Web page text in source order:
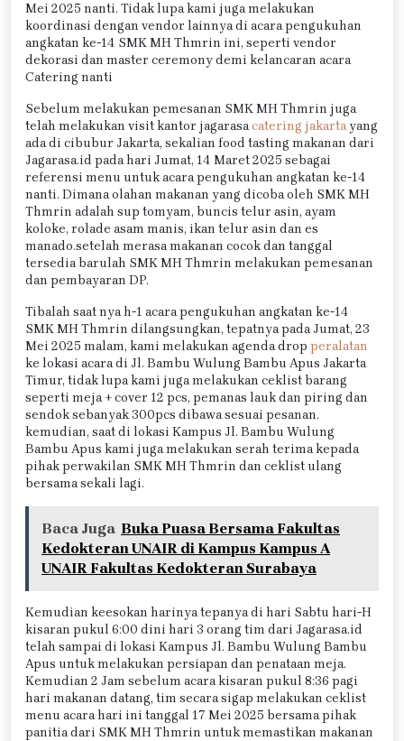
Mei 2025 nanti. Tidak lupa kami juga melakukan
koordinasi dengan vendor lainnya di acara pengukuhan
angkatan ke-14 SMK MH Thmrin ini, seperti vendor
dekorasi dan master ceremony demi kelancaran acara
Catering nanti
Sebelum melakukan pemesanan SMK MH Thmrin juga
telah melakukan visit kantor jagarasacatering jakartayang
ada di cibubur Jakarta, sekalian food tasting makanan dari
Jagarasa.id pada hari Jumat, 14 Maret 2025 sebagai
referensi menu untuk acara pengukuhan angkatan ke-14
nanti. Dimana olahan makanan yang dicoba oleh SMK MH
Thmrin adalah sup tomyam, buncis telur asin, ayam
koloke, rolade asam manis, ikan telur asin dan es
manado.setelah merasa makanan cocok dan tanggal
tersedia barulah SMK MH Thmrin melakukan pemesanan
dan pembayaran DP.
Tibalah saat nya h-1 acara pengukuhan angkatan ke-14
SMK MH Thmrin dilangsungkan, tepatnya pada Jumat, 23
Mei 2025 malam, kami melakukan agenda drop peralatan
ke lokasi acara di Jl. Bambu Wulung Bambu Apus Jakarta
Timur, tidak lupa kami juga melakukan ceklist barang
seperti meja + cover 12 pcs, pemanas lauk dan piring dan
sendok sebanyak 300pcs dibawa sesuai pesanan.
kemudian, saat di lokasi Kampus Jl. Bambu Wulung
Bambu Apus kami juga melakukan serah terima kepada
pihak perwakilan SMK MH Thmrin dan ceklist ulang
bersama sekali lagi.
Baca Juga Buka Puasa Bersama Fakultas
Kedokteran UNAIR di Kampus Kampus A
UNAIR Fakultas Kedokteran Surabaya
Kemudian keesokan harinya tepanya di hari Sabtu hari-H
kisaran pukul 6:00 dini hari 3 orang tim dari Jagarasa.id
telah sampai di lokasi Kampus Jl. Bambu Wulung Bambu
Apus untuk melakukan persiapan dan penataan meja.
Kemudian 2 Jam sebelum acara kisaran pukul 8:36 pagi
hari makanan datang, tim secara sigap melakukan ceklist
menu acara hari ini tanggal 17 Mei 2025 bersama pihak
panitia dari SMK MH Thmrin untuk memastikan makanan